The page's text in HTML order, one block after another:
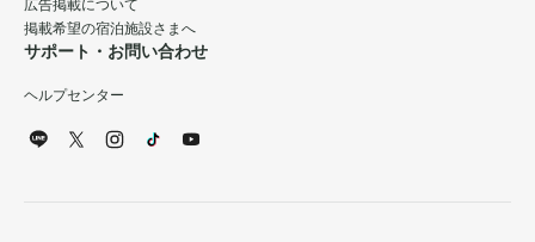
広告掲載について
掲載希望の宿泊施設さまへ
サポート・お問い合わせ
ヘルプセンター